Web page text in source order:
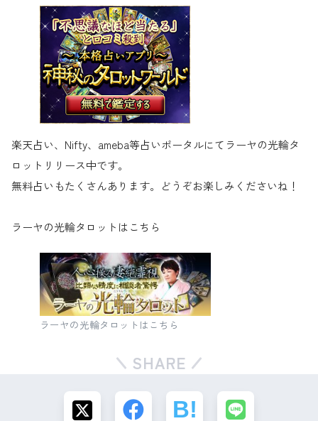
楽天占い、Nifty、ameba等占いポータルにてラーヤの光輪タ
ロットリリース中です。
無料占いもたくさんあります。どうぞお楽しみくださいね！
ラーヤの光輪タロットはこちら
ラーヤの光輪タロットはこちら
SHARE